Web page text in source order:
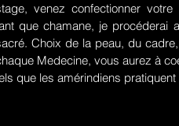
, venez confectionner
que chamane, je procéderai
Choix de la peau, du
Medecine, vous aurez à
que les amérindiens